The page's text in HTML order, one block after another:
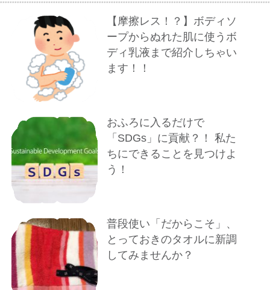
【摩擦レス！？】ボディソ
ープからぬれた肌に使うボ
ディ乳液まで紹介しちゃい
ます！！
おふろに入るだけで
「SDGs」に貢献？！ 私た
ちにできることを見つけよ
う！
普段使い「だからこそ」、
とっておきのタオルに新調
してみませんか？